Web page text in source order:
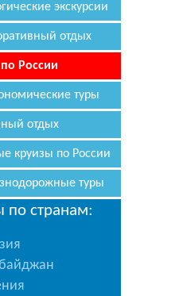
экскурсии
отдых
России
туры
отдых
круизы по России
туры
по странам: